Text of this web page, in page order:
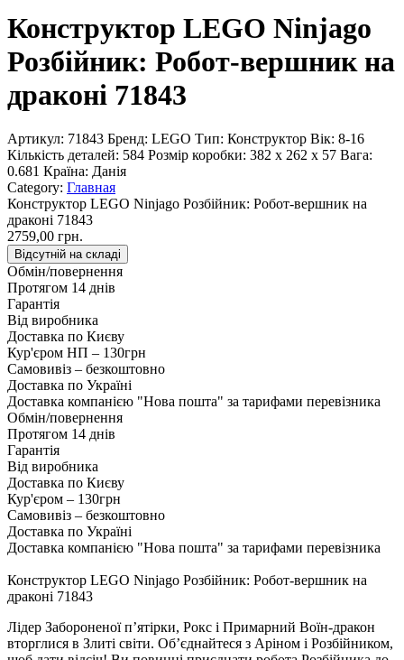
Конструктор LEGO Ninjago
Розбійник: Робот-вершник на
драконі 71843
Артикул: 71843 Бренд: LEGO Тип: Конструктор Вік: 8-16
Кількість деталей: 584 Розмір коробки: 382 x 262 x 57 Вага:
0.681 Країна: Данія
Category: Главная
Конструктор LEGO Ninjago Розбійник: Робот-вершник на
драконі 71843
2759,00 грн.
Відсутній на складі
Обмін/повернення
Протягом 14 днів
Гарантія
Від виробника
Доставка по Києву
Кур'єром НП – 130грн
Самовивіз – безкоштовно
Доставка по Україні
Доставка компанією "Нова пошта" за тарифами перевізника
Обмін/повернення
Протягом 14 днів
Гарантія
Від виробника
Доставка по Києву
Кур'єром – 130грн
Самовивіз – безкоштовно
Доставка по Україні
Доставка компанією "Нова пошта" за тарифами перевізника
Конструктор LEGO Ninjago Розбійник: Робот-вершник на
драконі 71843
Лідер Забороненої пʼятірки, Рокс і Примарний Воїн-дракон
вторглися в Злиті світи. Обʼєднайтеся з Аріном і Розбійником,